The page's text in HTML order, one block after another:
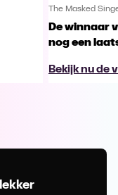
The Masked
De winnaar
nog een
Bekijk nu de